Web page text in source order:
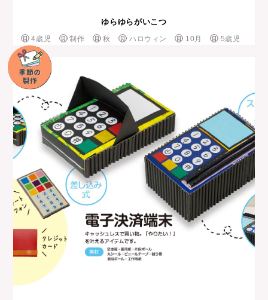
ゆらゆらがいこつ
4歳児 制作 秋 ハロウィン 10月 5歳児